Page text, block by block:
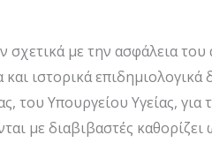
σχετικά με την ασφάλεια
ιστορικά
του Υπουργείου Υγείας,
με διαβιβαστές καθορίζει